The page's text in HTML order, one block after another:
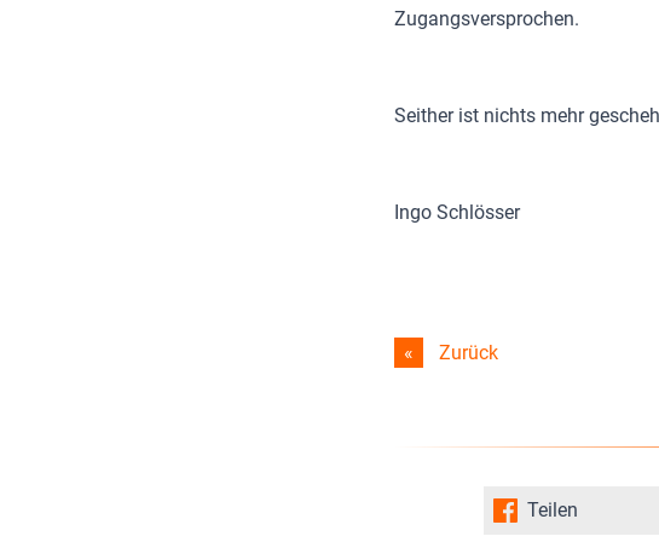
Zugangsversprochen.
Seither ist nichts mehr
Ingo Schlösser
Zurück
Teilen